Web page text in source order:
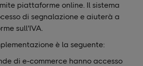
piattaforme online. Il sistema
di segnalazione e aiuterà a
sull'IVA.
è la seguente:
di e-commerce hanno accesso